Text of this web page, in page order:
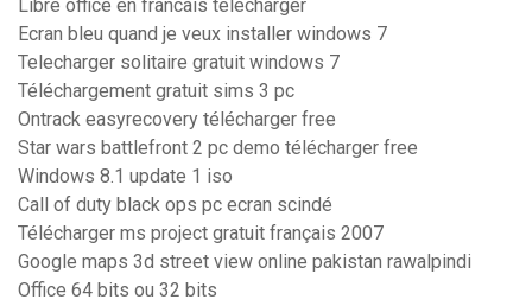
Libre office en francais telecharger
Ecran bleu quand je veux installer windows 7
Telecharger solitaire gratuit windows 7
Téléchargement gratuit sims 3 pc
Ontrack easyrecovery télécharger free
Star wars battlefront 2 pc demo télécharger free
Windows 8.1 update 1 iso
Call of duty black ops pc ecran scindé
Télécharger ms project gratuit français 2007
Google maps 3d street view online pakistan rawalpindi
Office 64 bits ou 32 bits